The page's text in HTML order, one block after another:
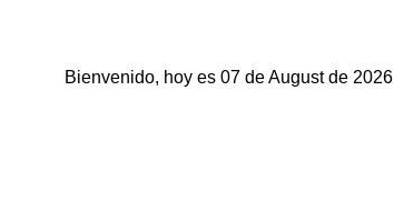
Bienvenido, hoy es 07 de August de 2026